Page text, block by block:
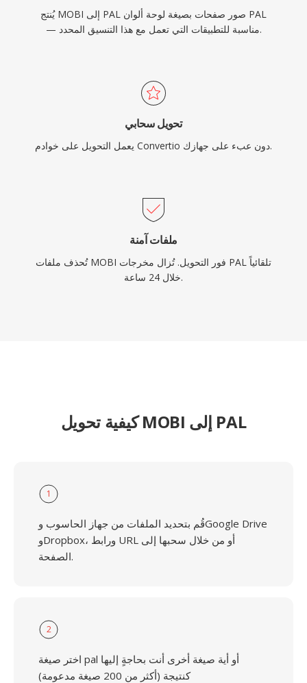
يُنتج MOBI إلى PAL صور صفحات بصيغة لوحة ألوان PAL
— مناسبة للتطبيقات التي تعمل مع هذا التنسيق المحدد.
تحويل سحابي
يعمل التحويل على خوادم Convertio دون عبء على جهازك.
ملفات آمنة
تُحذف ملفات MOBI فور التحويل. تُزال مخرجات PAL تلقائياً
خلال 24 ساعة.
كيفية تحويل MOBI إلى PAL
1
قُم بتحديد الملفات من جهاز الحاسوب وGoogle Drive
وDropbox، ورابط URL أو من خلال سحبها إلى
الصفحة.
2
اختر صيغة pal أو أية صيغة أخرى أنت بحاجةٍ إليها
كنتيجة (أكثر من 200 صيغة مدعومة)